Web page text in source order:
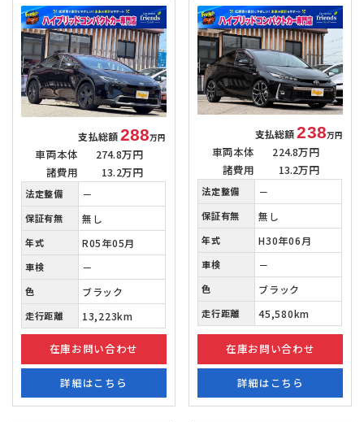
支払総額288万円
車両本体
274.8万円
諸費用
13.2万円
法定整備 －
保証有無 無し
年式 R05年05月
車検 －
色 ブラック
走行距離 13,223km
在庫お問い合わせ
詳細はこちら
支払総額238万円
車両本体
224.8万円
諸費用
13.2万円
法定整備 －
保証有無 無し
年式 H30年06月
車検 －
色 ブラック
走行距離 45,580km
在庫お問い合わせ
詳細はこちら